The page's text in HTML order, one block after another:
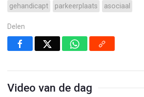
gehandicapt
parkeerplaats asociaal
Delen
Video van de dag